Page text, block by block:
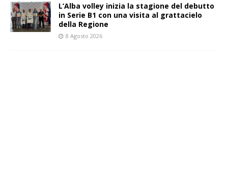
L’Alba volley inizia la stagione del debutto
in Serie B1 con una visita al grattacielo
della Regione
8 Agosto 2026